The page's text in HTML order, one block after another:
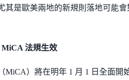
其是歐美兩地的新規則落地可能會
MiCA 法規生效
MiCA）將在明年 1 月 1 日全面開